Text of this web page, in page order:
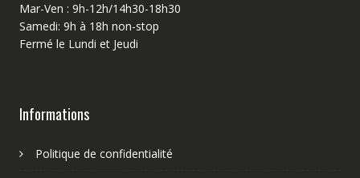
Mar-Ven : 9h-12h/14h30-18h30
Samedi: 9h à 18h non-stop
Fermé le Lundi et Jeudi
Informations
Politique de confidentialité